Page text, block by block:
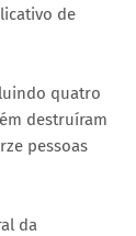
de
quatro
destruíram
pessoas
da